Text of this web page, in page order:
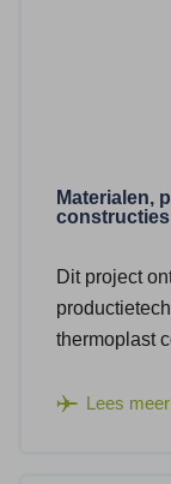
Materialen,
constructies
Dit project
thermoplast
Lees meer